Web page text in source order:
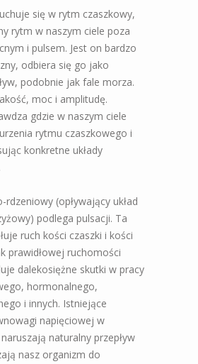
się w rytm czaszkowy,
rytm w naszym ciele poza
i pulsem. Jest on bardzo
odbiera się go jako
podobnie jak fale morza.
moc i amplitudę.
gdzie w naszym ciele
rytmu czaszkowego i
konkretne układy
rdzeniowy (opływający układ
podlega pulsacji. Ta
ruch kości czaszki i kości
prawidłowej ruchomości
dalekosiężne skutki w pracy
hormonalnego,
i innych. Istniejące
napięciowej w
naturalny przepływ
nasz organizm do